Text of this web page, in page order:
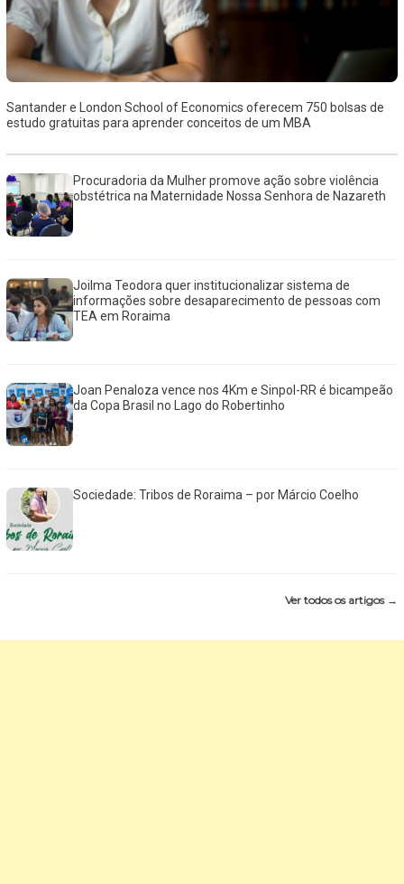
Santander e London School of Economics oferecem 750 bolsas de
estudo gratuitas para aprender conceitos de um MBA
Procuradoria da Mulher promove ação sobre violência
obstétrica na Maternidade Nossa Senhora de Nazareth
Joilma Teodora quer institucionalizar sistema de
informações sobre desaparecimento de pessoas com
TEA em Roraima
Joan Penaloza vence nos 4Km e Sinpol-RR é bicampeão
da Copa Brasil no Lago do Robertinho
Sociedade: Tribos de Roraima – por Márcio Coelho
Ver todos os artigos →